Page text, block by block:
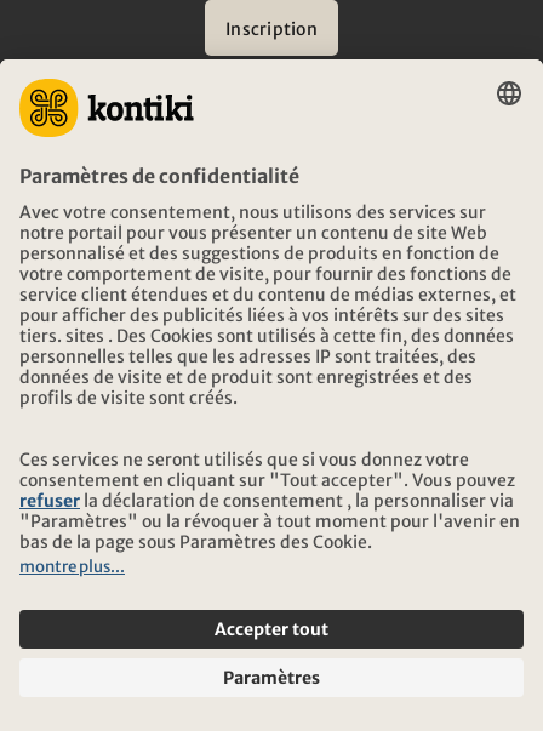
Inscription
CONSEIL
URGENCES EN VOYAGE
HEURES D'OUVERTURE KONTIKI VOYAGES
TÉLÉCHARGEMENT ET LIENS
ADRESSE
AU SUJET DE KONTIKI
CERTIFICATION
NOS PARTENAIRES
Informations légales et protection des données